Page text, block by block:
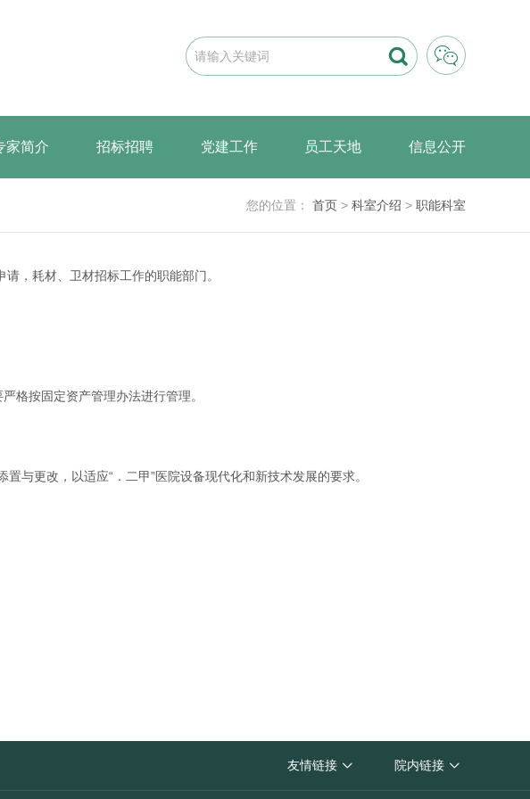
 
家简介 招标招聘 党建工作 员工天地 信息公开
您的位置： 首页 > 科室介绍 > 职能科室
，耗材、卫材招标工作的职能部门。
格按固定资产管理办法进行管理。
与更改，以适应“．二甲”医院设备现代化和新技术发展的要求。
友情链接 
黄山市人民医院
院内链接 